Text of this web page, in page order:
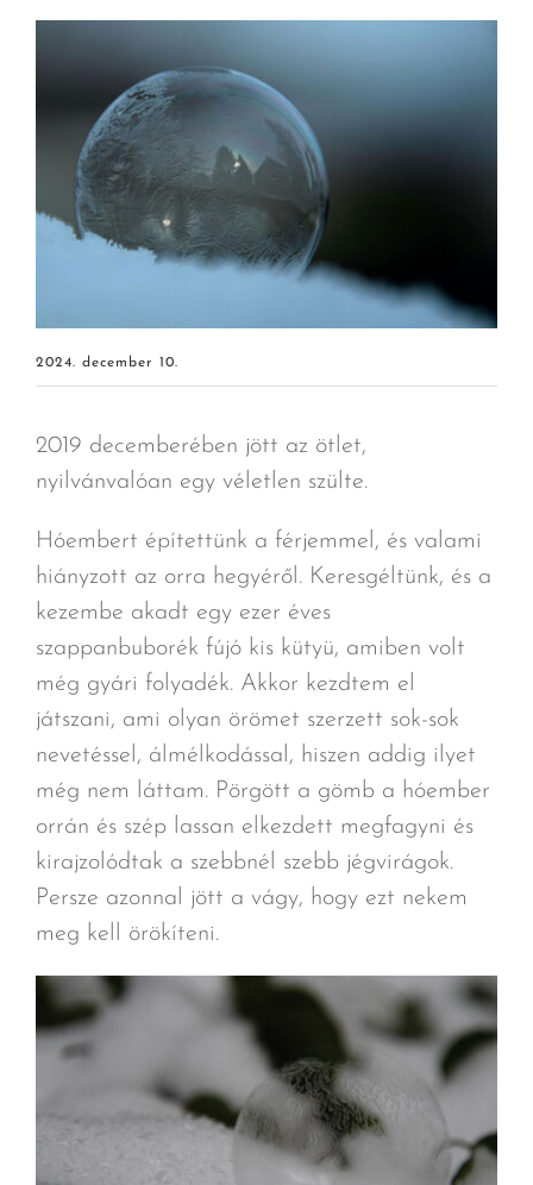
2024. december 10.
2019 decemberében jött az ötlet,
nyilvánvalóan egy véletlen szülte.
Hóembert építettünk a férjemmel, és valami
hiányzott az orra hegyéről. Keresgéltünk, és a
kezembe akadt egy ezer éves
szappanbuborék fújó kis kütyü, amiben volt
még gyári folyadék. Akkor kezdtem el
játszani, ami olyan örömet szerzett sok-sok
nevetéssel, álmélkodással, hiszen addig ilyet
még nem láttam. Pörgött a gömb a hóember
orrán és szép lassan elkezdett megfagyni és
kirajzolódtak a szebbnél szebb jégvirágok.
Persze azonnal jött a vágy, hogy ezt nekem
meg kell örökíteni.